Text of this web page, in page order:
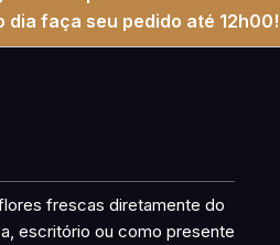
dia faça seu pedido até 12h00!
frescas diretamente do
escritório ou como presente